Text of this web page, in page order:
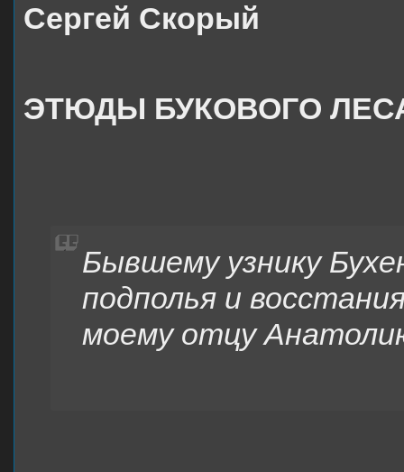
Сергей Скорый
ЭТЮДЫ БУКОВОГО
Бывшему узнику
подполья и
моему отцу